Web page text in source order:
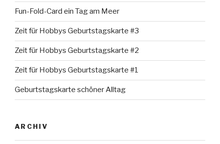
Fun-Fold-Card ein Tag am Meer
Zeit für Hobbys Geburtstagskarte #3
Zeit für Hobbys Geburtstagskarte #2
Zeit für Hobbys Geburtstagskarte #1
Geburtstagskarte schöner Alltag
ARCHIV